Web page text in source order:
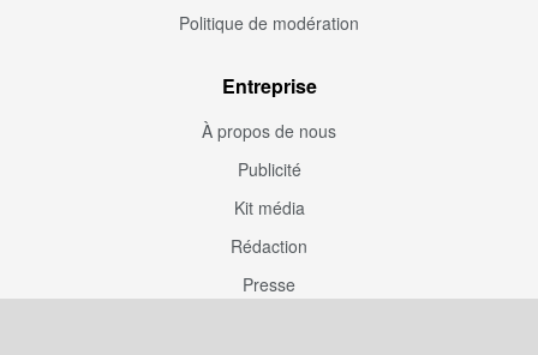
Politique de modération
Entreprise
À propos de nous
Publicité
Kit média
Rédaction
Presse